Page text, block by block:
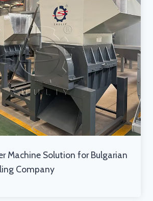
Machine Solution for Bulgarian
Company